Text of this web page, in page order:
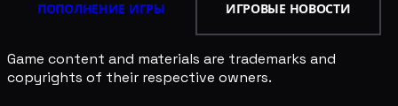
ПОПОЛНЕНИЕ ИГРЫ ИГРОВЫЕ НОВОСТИ
Game content and materials are trademarks and
copyrights of their respective owners.